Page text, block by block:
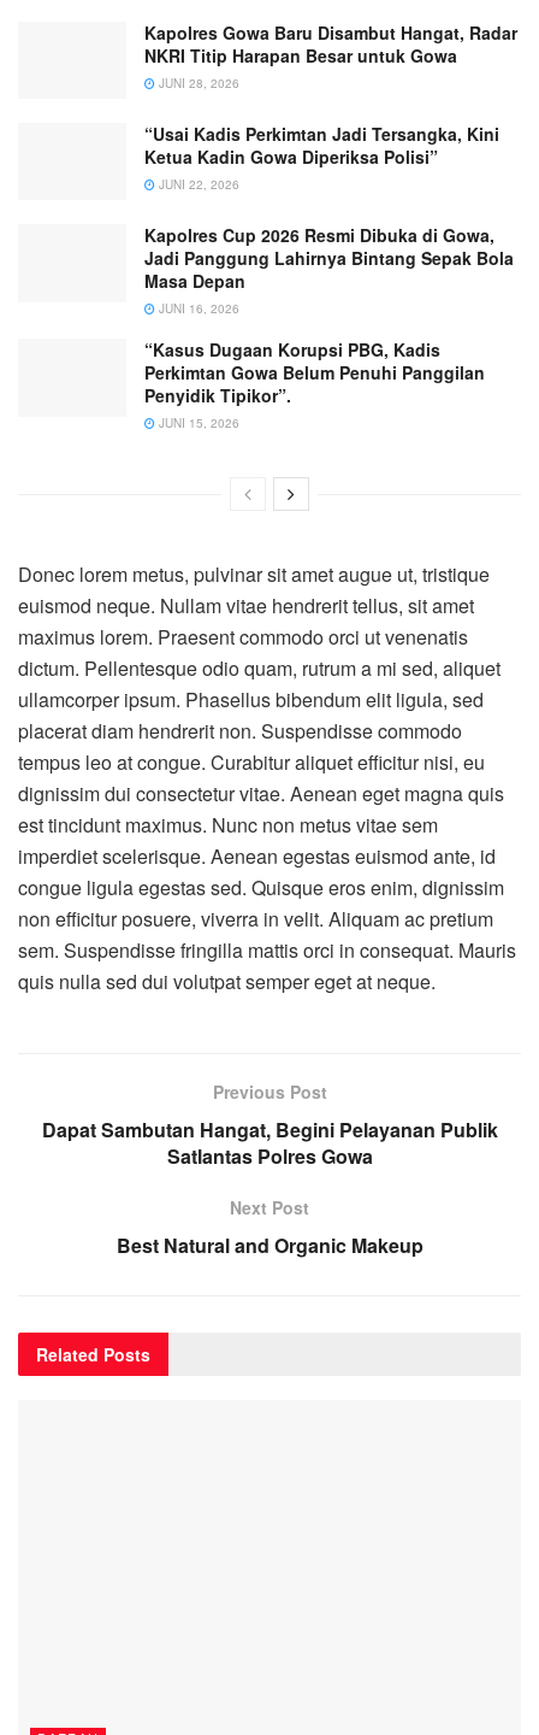
Kapolres Gowa Baru Disambut Hangat, Radar
NKRI Titip Harapan Besar untuk Gowa
JUNI 28, 2026
“Usai Kadis Perkimtan Jadi Tersangka, Kini
Ketua Kadin Gowa Diperiksa Polisi”
JUNI 22, 2026
Kapolres Cup 2026 Resmi Dibuka di Gowa,
Jadi Panggung Lahirnya Bintang Sepak Bola
Masa Depan
JUNI 16, 2026
“Kasus Dugaan Korupsi PBG, Kadis
Perkimtan Gowa Belum Penuhi Panggilan
Penyidik Tipikor”.
JUNI 15, 2026
Donec lorem metus, pulvinar sit amet augue ut, tristique
euismod neque. Nullam vitae hendrerit tellus, sit amet
maximus lorem. Praesent commodo orci ut venenatis
dictum. Pellentesque odio quam, rutrum a mi sed, aliquet
ullamcorper ipsum. Phasellus bibendum elit ligula, sed
placerat diam hendrerit non. Suspendisse commodo
tempus leo at congue. Curabitur aliquet efficitur nisi, eu
dignissim dui consectetur vitae. Aenean eget magna quis
est tincidunt maximus. Nunc non metus vitae sem
imperdiet scelerisque. Aenean egestas euismod ante, id
congue ligula egestas sed. Quisque eros enim, dignissim
non efficitur posuere, viverra in velit. Aliquam ac pretium
sem. Suspendisse fringilla mattis orci in consequat. Mauris
quis nulla sed dui volutpat semper eget at neque.
Previous Post
Dapat Sambutan Hangat, Begini Pelayanan Publik
Satlantas Polres Gowa
Next Post
Best Natural and Organic Makeup
Related Posts